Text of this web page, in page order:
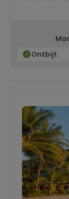
Ontbijt